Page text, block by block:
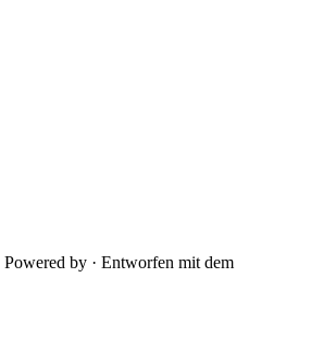
Powered by · Entworfen mit dem